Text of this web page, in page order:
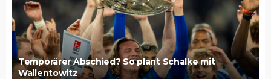
Temporärer Abschied? So plant Schalke mit
Wallentowitz